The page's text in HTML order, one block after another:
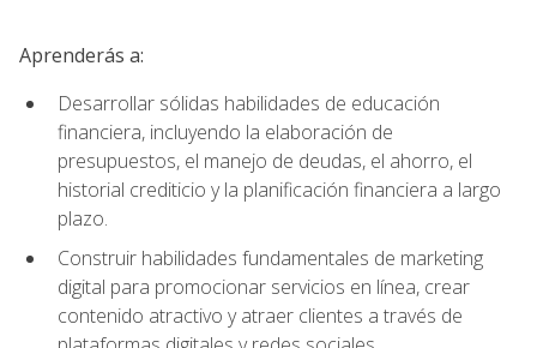
Aprenderás a:
Desarrollar sólidas habilidades de educación
financiera, incluyendo la elaboración de
presupuestos, el manejo de deudas, el ahorro, el
historial crediticio y la planificación financiera a largo
plazo.
Construir habilidades fundamentales de marketing
digital para promocionar servicios en línea, crear
contenido atractivo y atraer clientes a través de